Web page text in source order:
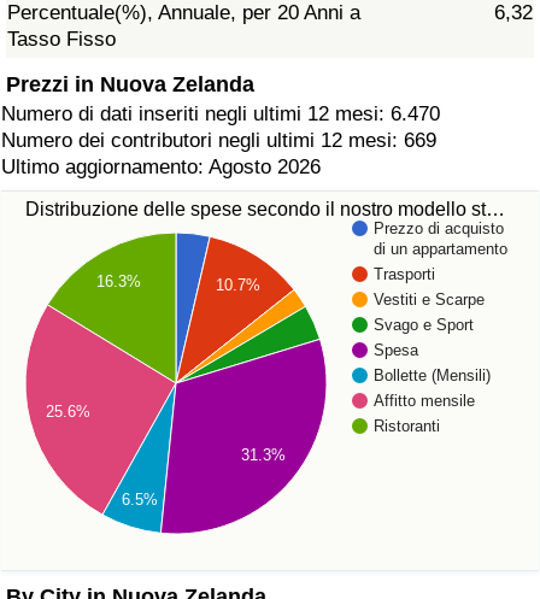
Percentuale(%), Annuale, per 20 Anni a
Tasso Fisso
6,32
Prezzi in Nuova Zelanda
Numero di dati inseriti negli ultimi 12 mesi: 6.470
Numero dei contributori negli ultimi 12 mesi: 669
Ultimo aggiornamento: Agosto 2026
Distribuzione delle spese secondo il nostro modello st…
Prezzo di acquisto
di un appartamento
Trasporti
Vestiti e Scarpe
Svago e Sport
Spesa
Bollette (Mensili)
Affitto mensile
Ristoranti
10.7%
16.3%
25.6%
6.5%
31.3%